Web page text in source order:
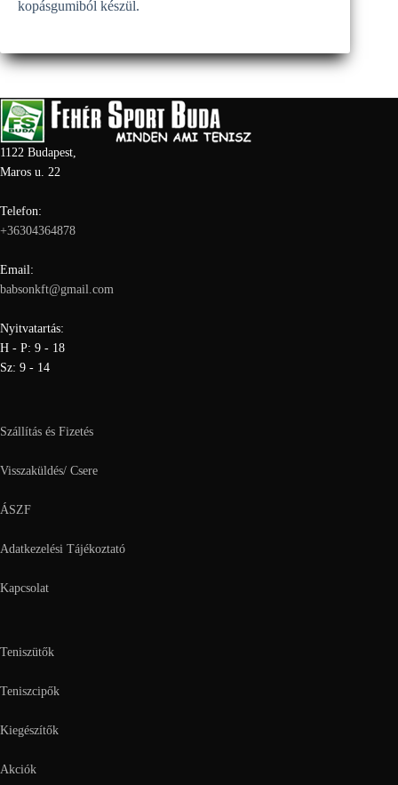
kopásgumiból készül.
1122 Budapest,
Maros u. 22
Telefon:
+36304364878
Email:
babsonkft@gmail.com
Nyitvatartás:
H - P: 9 - 18
Sz: 9 - 14
Szállítás és Fizetés
Visszaküldés/ Csere
ÁSZF
Adatkezelési Tájékoztató
Kapcsolat
Teniszütők
Teniszcipők
Kiegészítők
Akciók